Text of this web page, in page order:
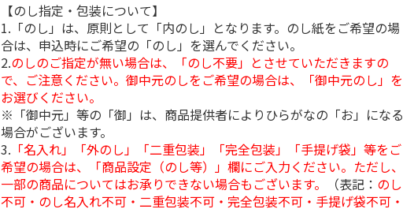
【のし指定・包装について】
1.「のし」は、原則として「内のし」となります。のし紙をご希望の場
合は、申込時にご希望の「のし」を選んでください。
2.のしのご指定が無い場合は、「のし不要」とさせていただきますの
で、ご注意ください。御中元のしをご希望の場合は、「御中元のし」を
お選びください。
※「御中元」等の「御」は、商品提供者によりひらがなの「お」になる
場合がございます。
3. 「名入れ」「外のし」「二重包装」「完全包装」「手提げ袋」等をご
希望の場合は、「商品設定（のし等）」欄にご入力ください。ただし、
一部の商品についてはお承りできない場合もございます。
（表記： のし
不可・のし名入れ不可・二重包装不可・完全包装不可・手提げ袋不可・